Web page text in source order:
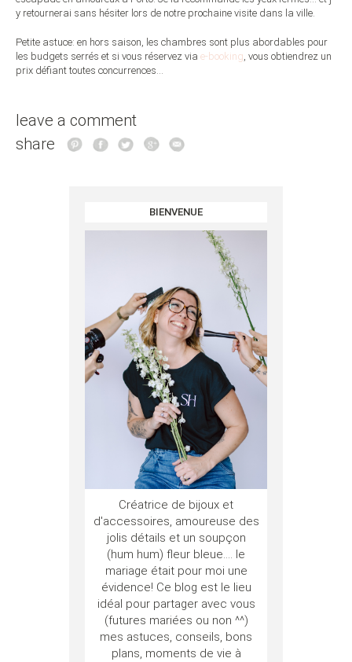
y retournerai sans hésiter lors de notre prochaine visite dans la ville.
Petite astuce: en hors saison, les chambres sont plus abordables pour
les budgets serrés et si vous réservez via e-booking, vous obtiendrez un
prix défiant toutes concurrences…
leave a comment
share
BIENVENUE
Créatrice de bijoux et
d'accessoires, amoureuse des
jolis détails et un soupçon
(hum hum) fleur bleue.... le
mariage était pour moi une
évidence! Ce blog est le lieu
idéal pour partager avec vous
(futures mariées ou non ^^)
mes astuces, conseils, bons
plans, moments de vie à